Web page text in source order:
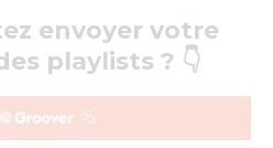
envoyer votre
playlists ? 👇